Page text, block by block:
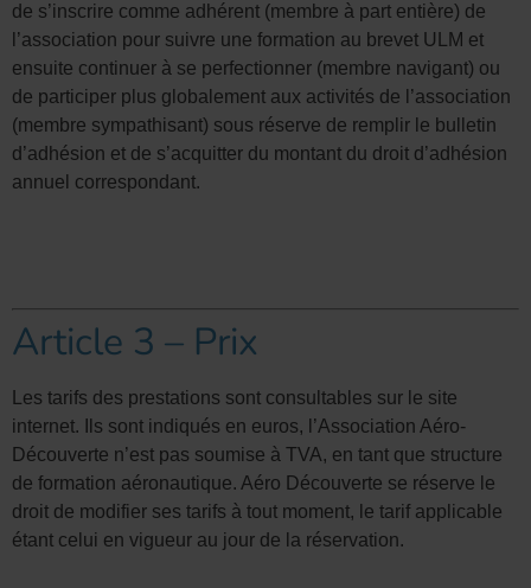
de s’inscrire comme adhérent (membre à part entière) de
l’association pour suivre une formation au brevet ULM et
ensuite continuer à se perfectionner (membre navigant) ou
de participer plus globalement aux activités de l’association
(membre sympathisant) sous réserve de remplir le bulletin
d’adhésion et de s’acquitter du montant du droit d’adhésion
annuel correspondant.
Article 3 – Prix
Les tarifs des prestations sont consultables sur le site
internet. Ils sont indiqués en euros, l’Association Aéro-
Découverte n’est pas soumise à TVA, en tant que structure
de formation aéronautique. Aéro Découverte se réserve le
droit de modifier ses tarifs à tout moment, le tarif applicable
étant celui en vigueur au jour de la réservation.